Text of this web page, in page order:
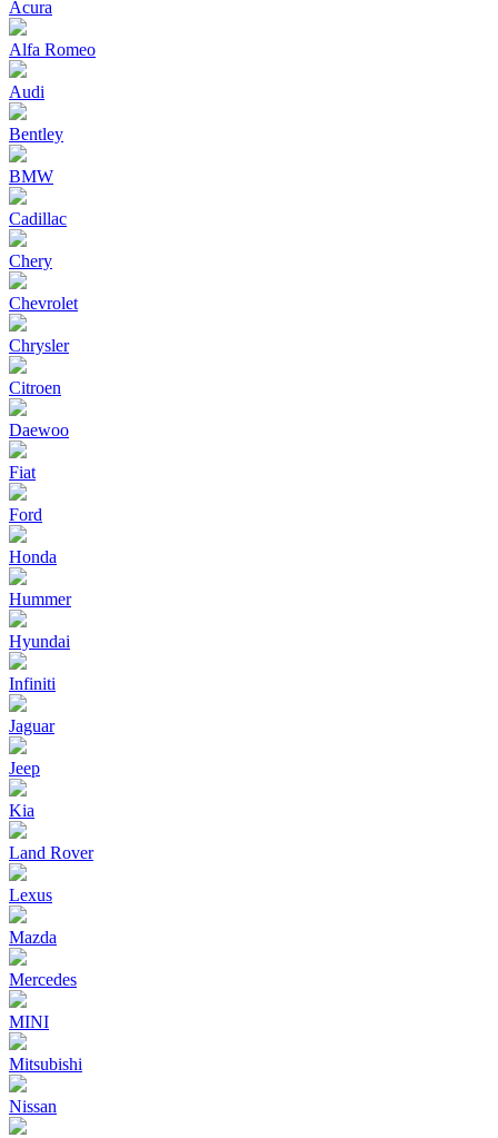
Acura
Alfa Romeo
Audi
Bentley
BMW
Cadillac
Chery
Chevrolet
Chrysler
Citroen
Daewoo
Fiat
Ford
Honda
Hummer
Hyundai
Infiniti
Jaguar
Jeep
Kia
Land Rover
Lexus
Mazda
Mercedes
MINI
Mitsubishi
Nissan